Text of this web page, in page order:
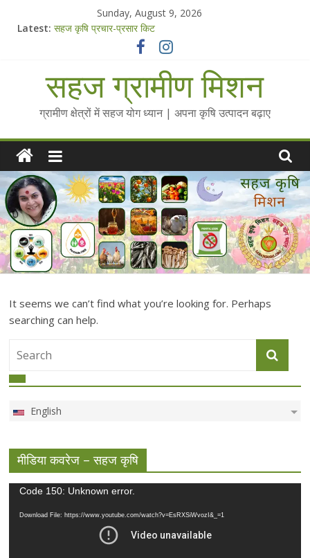
Sunday, August 9, 2026
Latest: सहज कृषि प्रचार-प्रसार किट
Standee Designs @ 2025 for Sahaj Krishi Promotions
Chalo Gaon Ki Or Abhiyaan - 2025-26
Collected Talks on Vibrated Water
सहज ग्रामीण मिशन
ग्रामीण क्षेत्रों में सहज योग ध्यान | अपना कृषि उत्पादन बढ़ाए
It seems we can’t find what you’re looking for. Perhaps
searching can help.
English
मीडिया कवरेज – सहज कृषि
Video
Code 150: Unknown error.
Download File: https://www.youtube.com/watch?v=EsRXSiWvozI&_=1